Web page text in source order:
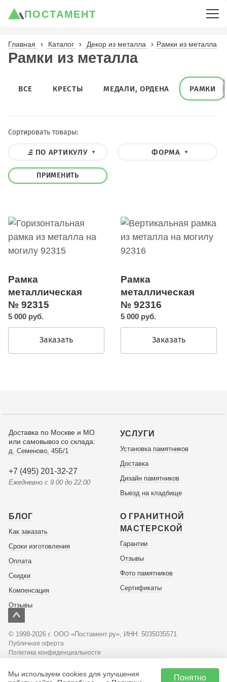
ПОСТАМЕНТ
Главная Каталог Декор из металла Рамки из металла
Рамки из металла
ВСЕ КРЕСТЫ МЕДАЛИ, ОРДЕНА РАМКИ
Сортировать товары:
ПО АРТИКУЛУ ФОРМА
ПРИМЕНИТЬ
Рамка
металлическая
№ 92315
5 000 руб.
Заказать
Рамка
металлическая
№ 92316
5 000 руб.
Заказать
Доставка по Москве и МО
или самовывоз со склада:
д. Семеново, 45Б/1
+7 (495) 201-32-27
Ежедневно с 9:00 до 22:00
УСЛУГИ
Установка памятников
Доставка
Дизайн памятников
Выезд на кладбище
БЛОГ
Как заказать
Сроки изготовления
Оплата
Скидки
Компенсация
Отзывы
О ГРАНИТНОЙ
МАСТЕРСКОЙ
Гарантии
Отзывы
Фото памятников
Сертификаты
© 1998-2026 г. ООО «Постамент.ру», ИНН: 5035035571
Публичная оферта
Политика конфиденциальности
Советы по оформлению
Мы используем cookies для улучшения
Понятно